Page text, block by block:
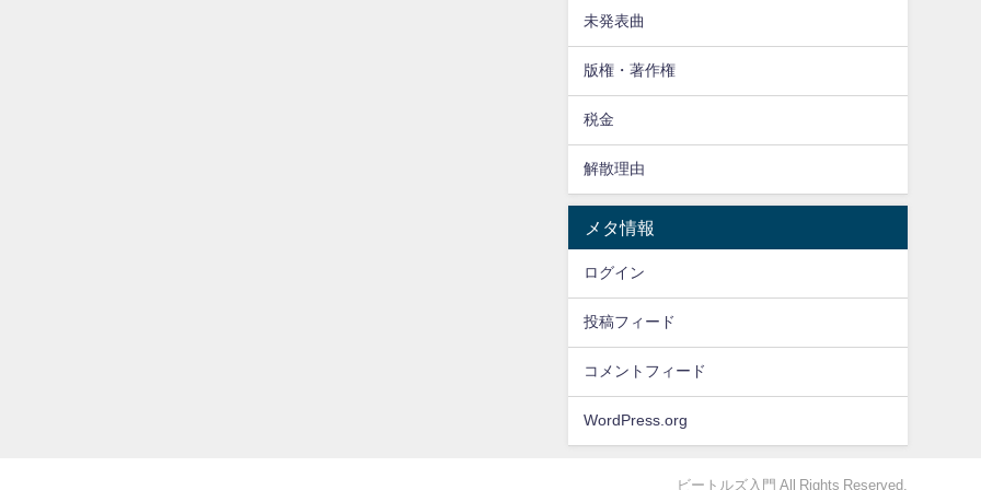
未発表曲
版権・著作権
税金
解散理由
メタ情報
ログイン
投稿フィード
コメントフィード
WordPress.org
ビートルズ入門 All Rights Reserved.